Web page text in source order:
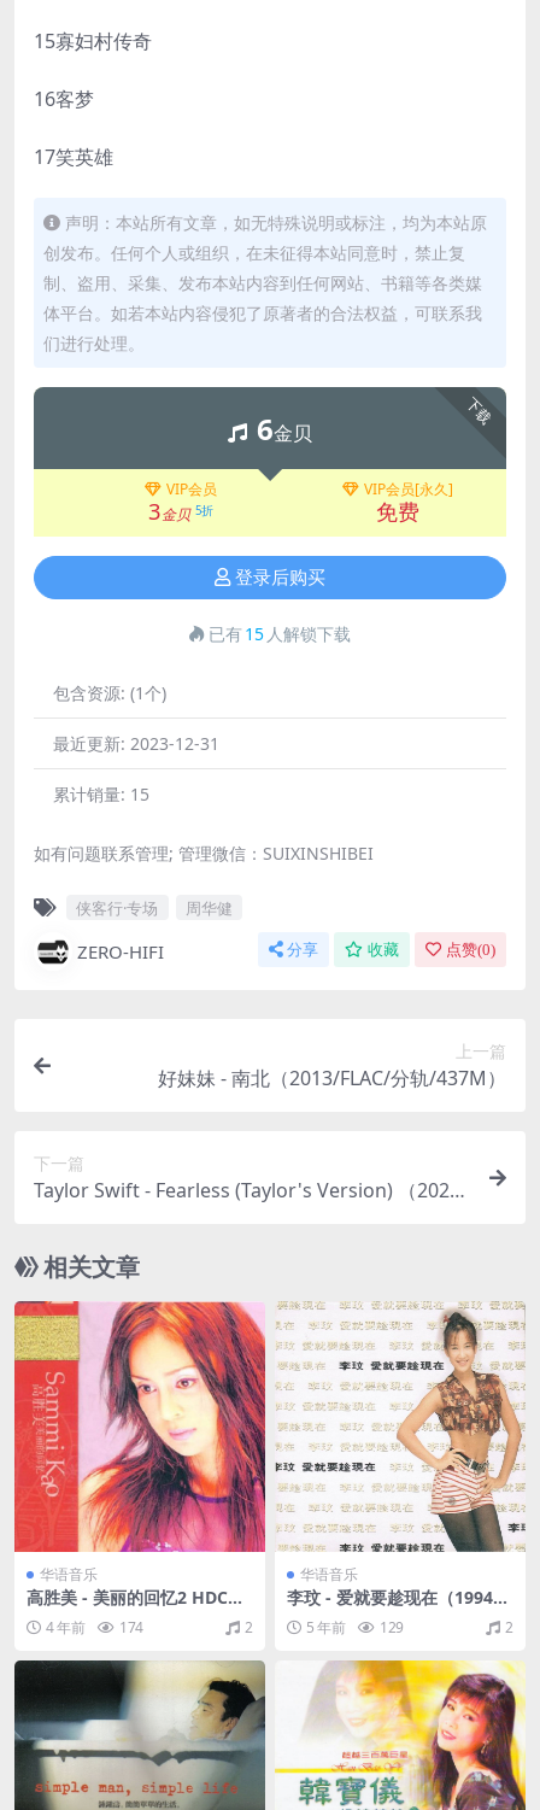
15寡妇村传奇
16客梦
17笑英雄
声明：本站所有文章，如无特殊说明或标注，均为本站原
创发布。任何个人或组织，在未征得本站同意时，禁止复
制、盗用、采集、发布本站内容到任何网站、书籍等各类媒
体平台。如若本站内容侵犯了原著者的合法权益，可联系我
们进行处理。
下载
6金贝
VIP会员
3金贝 5折
VIP会员[永久]
免费
登录后购买
已有15 人解锁下载
包含资源: (1个)
最近更新: 2023-12-31
累计销量: 15
如有问题联系管理; 管理微信：SUIXINSHIBEI
侠客行·专场 周华健
ZERO-HIFI 分享 收藏 点赞(0)
上一篇
好妹妹 - 南北（2013/FLAC/分轨/437M）
下一篇
Taylor Swift - Fearless (Taylor's Version) （2021/
相关文章
华语音乐
高胜美 - 美丽的回忆2 HDCD
引进版 2001 [WAV/分轨/528
M]4 年前 174 2
华语音乐
李玟 - 爱就要趁现在（1994/F
LAC/分轨/222M）
5 年前 129 2